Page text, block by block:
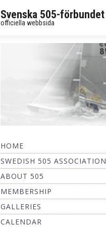
Svenska 505-förbundet
officiella webbsida
HOME
SWEDISH 505 ASSOCIATION
ABOUT 505
MEMBERSHIP
GALLERIES
CALENDAR